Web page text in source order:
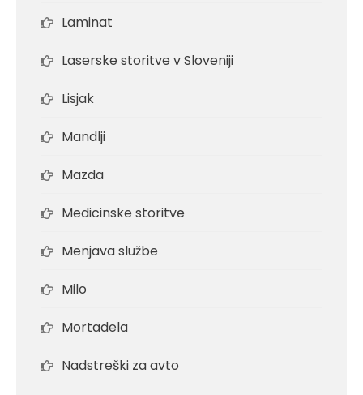
Laminat
Laserske storitve v Sloveniji
Lisjak
Mandlji
Mazda
Medicinske storitve
Menjava službe
Milo
Mortadela
Nadstreški za avto